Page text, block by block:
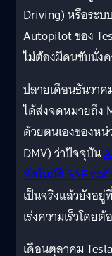
Driving) หรือระบ
Autopilot ของ
ไม่ต้องมีคนขับนั่ง
ปลายเดือนธันวา
ได้ส่งจดหมายถึง
ด้วยตนเองของห
DMV) ว่าปัจจุบัน
อัตโนมัติ SAE ระ
เป็นจริงแล้วยังอยู่
เร่งความเร็วโด
เดือนตุลาคม